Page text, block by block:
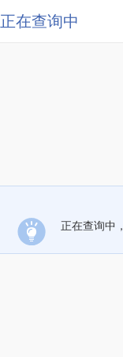
正在查询中
正在查询中